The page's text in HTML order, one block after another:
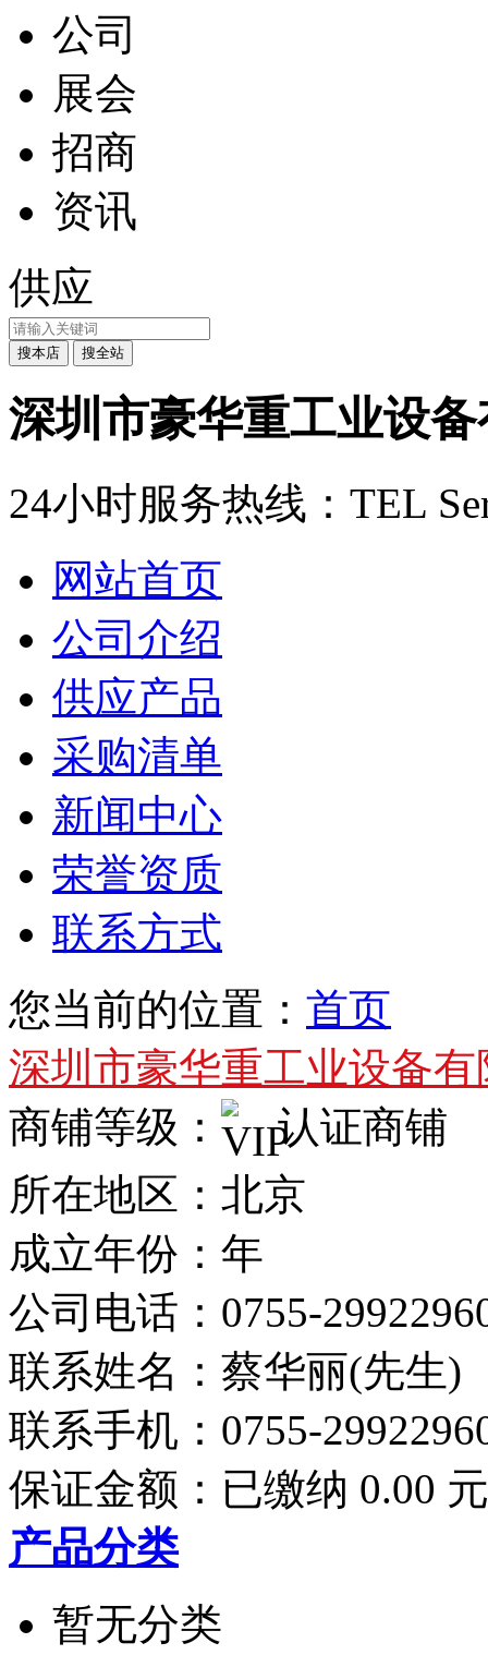
公司
展会
招商
资讯
供应
深圳市豪华重工业设
24小时服务热线： TEL
网站首页
公司介绍
供应产品
采购清单
新闻中心
荣誉资质
联系方式
您当前的位置： 首页
深圳市豪华重工业设备有
商铺等级：
认证商铺
所在地区：北京
成立年份：年
公司电话： 0755-
联系姓名：蔡华丽(先生)
联系手机： 0755-
保证金额： 已缴纳 0.00 元
产品分类
暂无分类